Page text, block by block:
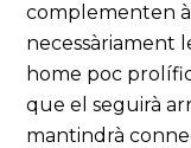
complementen
necessàriament
home poc
que el seguirà
mantindrà